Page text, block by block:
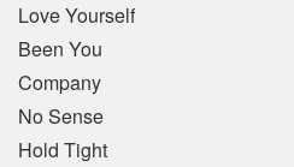
Love Yourself
Been You
Company
No Sense
Hold Tight